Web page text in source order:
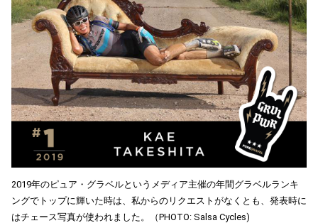
2019年のピュア・グラベルというメディア主催の年間グラベルランキ
ングでトップに輝いた時は、私からのリクエストがなくとも、発表時に
はチェース写真が使われました。（PHOTO: Salsa Cycles)